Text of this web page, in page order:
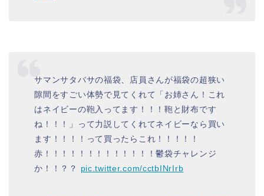
サマンサタバサの福袋、店員さんが福袋の超狭い
隙間をすごい体勢で見てくれて「お姉さん！これ
はネイビーの鞄入ってます！！！鞄と財布です
ね！！！」って力説してくれてネイビーなら買い
ます！！！！って買ったらこれ！！！！！
赤！！！！！！！！！！！！！鬱袋チャレンジ
か！！？？ pic.twitter.com/cctbINrIrb